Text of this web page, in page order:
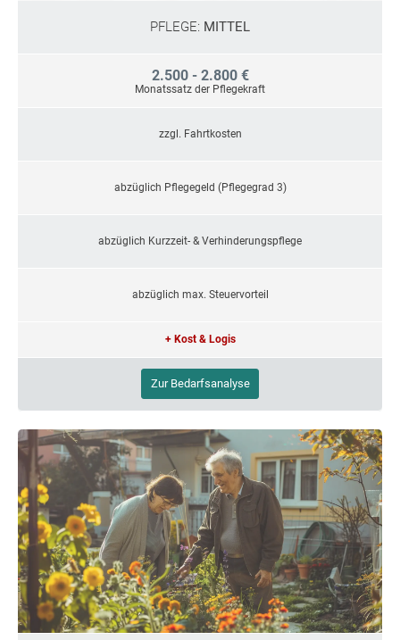
PFLEGE: MITTEL
2.500 - 2.800 €
Monatssatz der Pflegekraft
zzgl. Fahrtkosten
abzüglich Pflegegeld (Pflegegrad 3)
abzüglich Kurzzeit- & Verhinderungspflege
abzüglich max. Steuervorteil
+ Kost & Logis
Zur Bedarfsanalyse